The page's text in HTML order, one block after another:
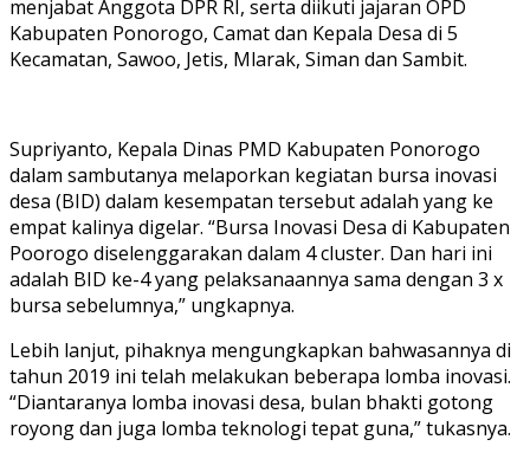
menjabat Anggota DPR RI, serta diikuti jajaran OPD
Kabupaten Ponorogo, Camat dan Kepala Desa di 5
Kecamatan, Sawoo, Jetis, Mlarak, Siman dan Sambit.
Supriyanto, Kepala Dinas PMD Kabupaten Ponorogo
dalam sambutanya melaporkan kegiatan bursa inovasi
desa (BID) dalam kesempatan tersebut adalah yang ke
empat kalinya digelar. “Bursa Inovasi Desa di Kabupaten
Poorogo diselenggarakan dalam 4 cluster. Dan hari ini
adalah BID ke-4 yang pelaksanaannya sama dengan 3 x
bursa sebelumnya,” ungkapnya.
Lebih lanjut, pihaknya mengungkapkan bahwasannya di
tahun 2019 ini telah melakukan beberapa lomba inovasi.
“Diantaranya lomba inovasi desa, bulan bhakti gotong
royong dan juga lomba teknologi tepat guna,” tukasnya.